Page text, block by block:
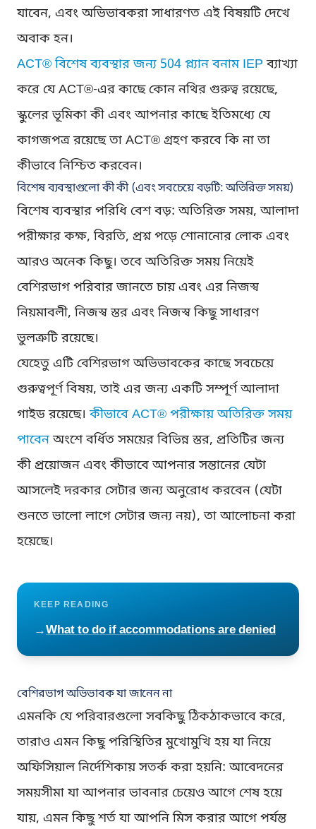
যাবেন, এবং অভিভাবকরা সাধারণত এই বিষয়টি দেখে
অবাক হন।
ACT® বিশেষ ব্যবস্থার জন্য 504 প্ল্যান বনাম IEP ব্যাখ্যা
করে যে ACT®-এর কাছে কোন নথির গুরুত্ব রয়েছে,
স্কুলের ভূমিকা কী এবং আপনার কাছে ইতিমধ্যে যে
কাগজপত্র রয়েছে তা ACT® গ্রহণ করবে কি না তা
কীভাবে নিশ্চিত করবেন।
বিশেষ ব্যবস্থাগুলো কী কী (এবং সবচেয়ে বড়টি: অতিরিক্ত সময়)
বিশেষ ব্যবস্থার পরিধি বেশ বড়: অতিরিক্ত সময়, আলাদা
পরীক্ষার কক্ষ, বিরতি, প্রশ্ন পড়ে শোনানোর লোক এবং
আরও অনেক কিছু। তবে অতিরিক্ত সময় নিয়েই
বেশিরভাগ পরিবার জানতে চায় এবং এর নিজস্ব
নিয়মাবলী, নিজস্ব স্তর এবং নিজস্ব কিছু সাধারণ
ভুলত্রুটি রয়েছে।
যেহেতু এটি বেশিরভাগ অভিভাবকের কাছে সবচেয়ে
গুরুত্বপূর্ণ বিষয়, তাই এর জন্য একটি সম্পূর্ণ আলাদা
গাইড রয়েছে।কীভাবে ACT® পরীক্ষায় অতিরিক্ত সময়
পাবেনঅংশে বর্ধিত সময়ের বিভিন্ন স্তর, প্রতিটির জন্য
কী প্রয়োজন এবং কীভাবে আপনার সন্তানের যেটা
আসলেই দরকার সেটার জন্য অনুরোধ করবেন (যেটা
শুনতে ভালো লাগে সেটার জন্য নয়), তা আলোচনা করা
হয়েছে।
KEEP READING
→What to do if accommodations are denied
বেশিরভাগ অভিভাবক যা জানেন না
এমনকি যে পরিবারগুলো সবকিছু ঠিকঠাকভাবে করে,
তারাও এমন কিছু পরিস্থিতির মুখোমুখি হয় যা নিয়ে
অফিসিয়াল নির্দেশিকায় সতর্ক করা হয়নি: আবেদনের
সময়সীমা যা আপনার ভাবনার চেয়েও আগে শেষ হয়ে
যায়, এমন কিছু শর্ত যা আপনি মিস করার আগে পর্যন্ত